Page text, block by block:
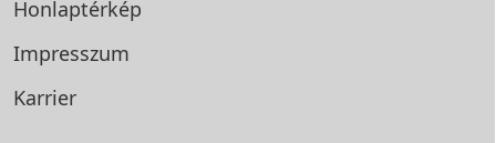
Honlaptérkép
Impresszum
Karrier